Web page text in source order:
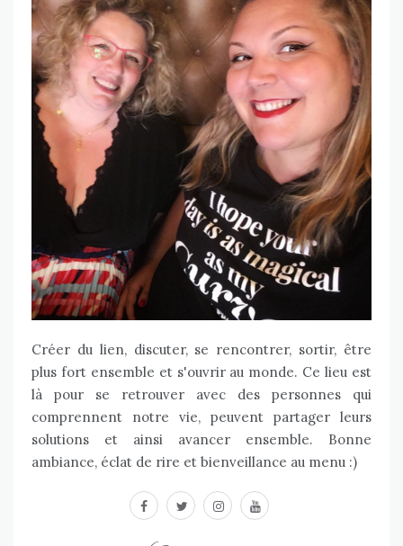
Créer du lien, discuter, se rencontrer, sortir, être
plus fort ensemble et s'ouvrir au monde. Ce lieu est
là pour se retrouver avec des personnes qui
comprennent notre vie, peuvent partager leurs
solutions et ainsi avancer ensemble. Bonne
ambiance, éclat de rire et bienveillance au menu :)
facebooktwitterinstagram
youtube